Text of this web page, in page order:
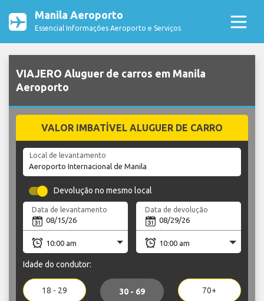
Manila Aeroporto
Essencial Informações Aeroporto e Serviços
VIAJERO Aluguer de carros em Manila
Aeroporto
VALOR IMBATÍVEL ALUGUER DE CARRO
Local de levantamento
Devolução no mesmo local
Data de levantamento Data de devolução
Idade do condutor:
18 - 29 30 - 69 70+